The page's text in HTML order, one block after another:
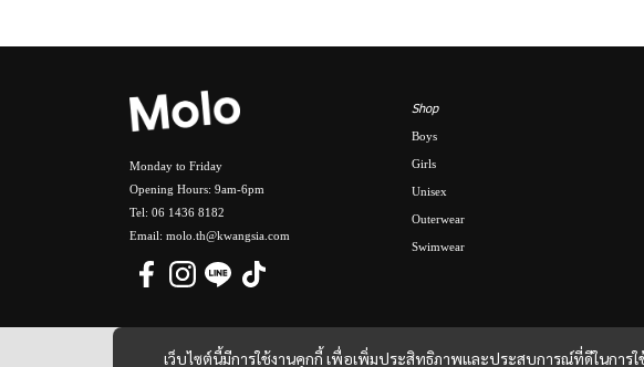
เว็บไซต์นี้มีการใช้งานคุกกี้ เพื่อเพิ่มประสิทธิภาพและประสบการณ์ที่ดีในการ
Monday to Friday
Opening Hours: 9am-6pm
Tel: 06 1436 8182
Email: molo.th@kwangsia.com
Shop
Boys
Girls
Unisex
Outerwear
Swimwear